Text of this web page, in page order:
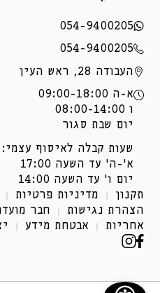
תקנון מדיניות פרטיות
הצהרת נגישות
חבר
אחריות
אבטחת מידע
פייסבוק
בחלון
אינסטגרם
בחלון
054-9400205
054-9400205
העבודה 28, ראש העין
א-ה 09:00-18:00
ו 08:00-14:00
יום שבת סגור
שעות קבלה לאיסוף עצמי:
א'-ה' עד השעה 17:00
יום ו' עד השעה 14:00